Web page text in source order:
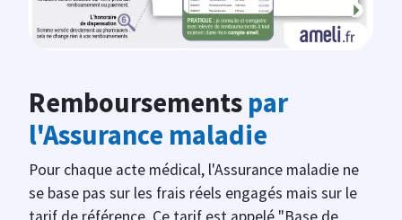
Remboursements par
l'Assurance maladie
Pour chaque acte médical, l'Assurance maladie ne
se base pas sur les frais réels engagés mais sur le